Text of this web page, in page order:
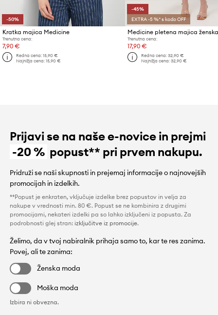
-50%
Kratka majica Medicine
Trenutna cena:
7,90 €
Redna cena:15,90 €
Najnižja cena:15,90 €
-45%
EXTRA -5 %* s kodo OFF
Trenutna cena:
17,90 €
Redna cena:32,90 €
Najnižja cena:32,90 €
Prijavi se na naše e-novice in prejmi
-20 % popust** pri prvem nakupu.
Pridruži se naši skupnosti in prejemaj informacije o najnovejših
promocijah in izdelkih.
**Popust je enkraten, vključuje izdelke brez popustov in velja za
nakupe v vrednosti min. 80 €. Popust se ne kombinira z drugimi
promocijami, nekateri izdelki pa so lahko izključeni iz popusta. Za
podrobnosti glej stran: izključitve iz promocije.
Želimo, da v tvoj nabiralnik prihaja samo to, kar te res zanima.
Povej, ali te zanima:
Ženska moda
Moška moda
Izbira ni obvezna.